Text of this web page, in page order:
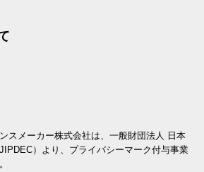
スメーカー株式会社は、一般財団法人 日本
）より、プライバシーマーク付与事業